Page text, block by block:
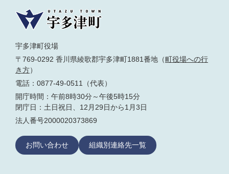
宇多津町役場
〒769-0292 香川県綾歌郡宇多津町1881番地（町役場への行
き方）
電話：0877-49-0511（代表）
開庁時間：午前8時30分～午後5時15分
閉庁日：土日祝日、12月29日から1月3日
法人番号2000020373869
お問い合わせ 組織別連絡先一覧